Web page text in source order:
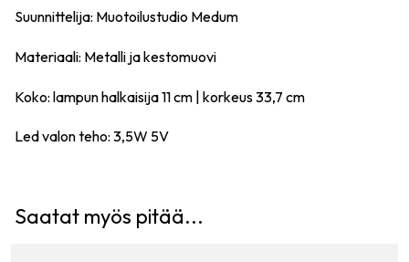
Suunnittelija: Muotoilustudio Medum
Materiaali: Metalli ja kestomuovi
Koko: lampun halkaisija 11 cm | korkeus 33,7 cm
Led valon teho: 3,5W 5V
Saatat myös pitää...